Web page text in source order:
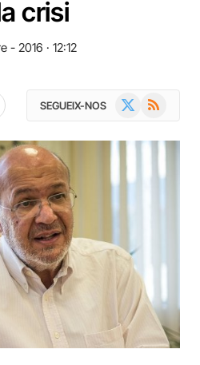
crisi
- 2016 · 12:12
SEGUEIX-NOS RSS